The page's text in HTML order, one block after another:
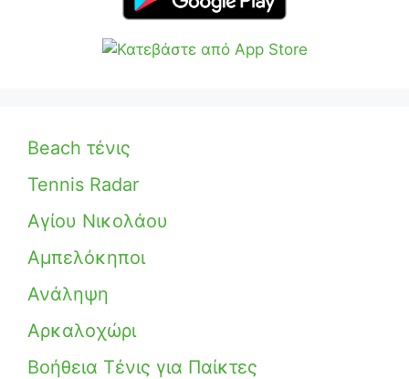
Beach τένις
Tennis Radar
Αγίου Νικολάου
Αμπελόκηποι
Ανάληψη
Αρκαλοχώρι
Βοήθεια Τένις για Παίκτες